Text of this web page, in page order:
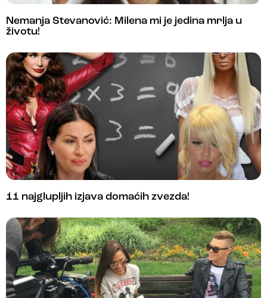
Nemanja Stevanović: Milena mi je jedina mrlja u
životu!
11 najglupljih izjava domaćih zvezda!